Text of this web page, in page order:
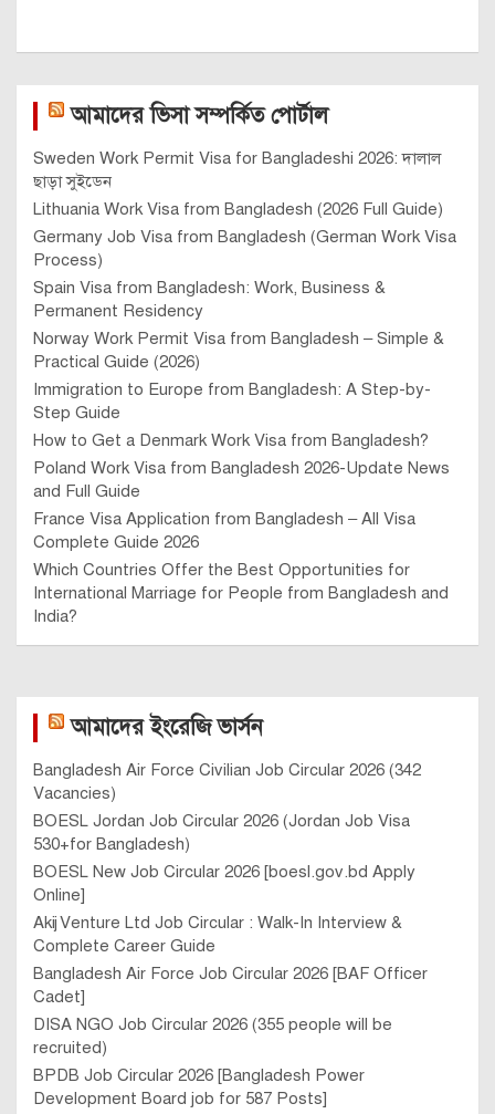
আমাদের ভিসা সম্পর্কিত পোর্টাল
Sweden Work Permit Visa for Bangladeshi 2026: দালাল
ছাড়া সুইডেন
Lithuania Work Visa from Bangladesh (2026 Full Guide)
Germany Job Visa from Bangladesh (German Work Visa
Process)
Spain Visa from Bangladesh: Work, Business &
Permanent Residency
Norway Work Permit Visa from Bangladesh – Simple &
Practical Guide (2026)
Immigration to Europe from Bangladesh: A Step-by-
Step Guide
How to Get a Denmark Work Visa from Bangladesh?
Poland Work Visa from Bangladesh 2026-Update News
and Full Guide
France Visa Application from Bangladesh – All Visa
Complete Guide 2026
Which Countries Offer the Best Opportunities for
International Marriage for People from Bangladesh and
India?
আমাদের ইংরেজি ভার্সন
Bangladesh Air Force Civilian Job Circular 2026 (342
Vacancies)
BOESL Jordan Job Circular 2026 (Jordan Job Visa
530+for Bangladesh)
BOESL New Job Circular 2026 [boesl.gov.bd Apply
Online]
Akij Venture Ltd Job Circular : Walk-In Interview &
Complete Career Guide
Bangladesh Air Force Job Circular 2026 [BAF Officer
Cadet]
DISA NGO Job Circular 2026 (355 people will be
recruited)
BPDB Job Circular 2026 [Bangladesh Power
Development Board job for 587 Posts]